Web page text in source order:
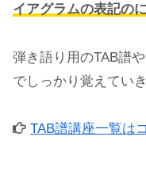
イアグラムの表記の
弾き語り用のTAB譜
でしっかり覚えてい
TAB譜講座一覧は